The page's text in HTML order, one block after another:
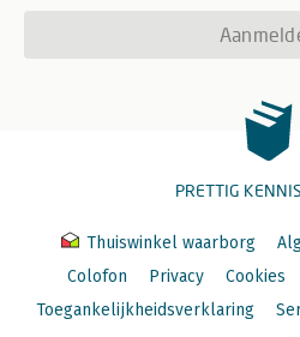
PRETTIG
Thuiswinkel waarborg
Colofon
Privacy Cookies
Toegankelijkheidsverklaring